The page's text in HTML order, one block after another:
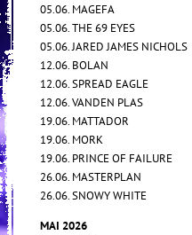
05.06. MAGEFA
05.06. THE 69 EYES
05.06. JARED JAMES NICHOLS
12.06. BOLAN
12.06. SPREAD EAGLE
12.06. VANDEN PLAS
19.06. MATTADOR
19.06. MORK
19.06. PRINCE OF FAILURE
26.06. MASTERPLAN
26.06. SNOWY WHITE
MAI 2026